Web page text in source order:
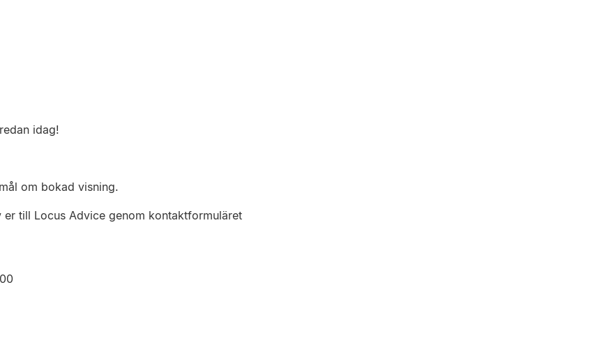
idag!
om bokad visning.
till Locus Advice genom kontaktformuläret